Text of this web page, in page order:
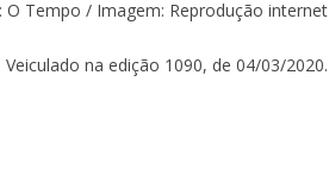
O Tempo / Imagem: Reprodução internet
Veiculado na edição 1090, de 04/03/2020.